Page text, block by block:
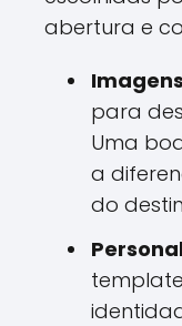
abertura e
para
Uma
a
do